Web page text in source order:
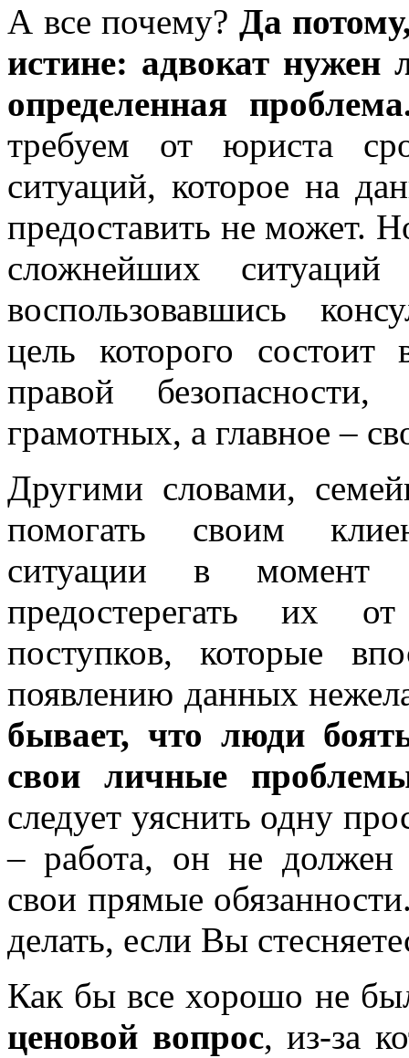
А все почему? Да
истине: адвокат нужен
определенная
требуем от юриста
ситуаций, которое на
предоставить не может.
сложнейших
воспользовавшись
цель которого состоит
правой безопасности,
грамотных, а главное –
Другими словами,
помогать своим
ситуации в
предостерегать их
поступков, которые
появлению данных
бывает, что люди
свои личные
следует уяснить одну
– работа, он не должен
свои прямые
делать, если Вы
Как бы все хорошо не
ценовой вопрос, из-за